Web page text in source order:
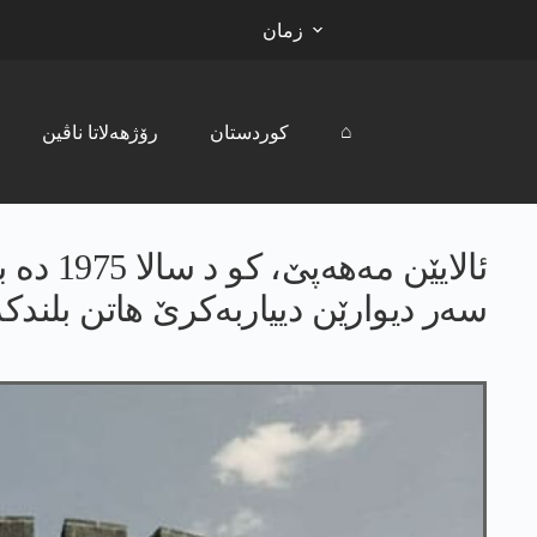
زمان
رۆژھەلاتا ناڤین کوردستان ⌂
سەر دیوارێن دییاربەکرێ ھاتن